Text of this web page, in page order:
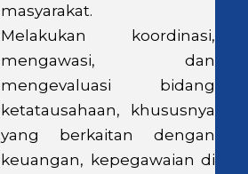
masyarakat.
Melakukan koordinasi,
mengawasi, dan
mengevaluasi bidang
ketatausahaan, khususnya
yang berkaitan dengan
keuangan, kepegawaian di